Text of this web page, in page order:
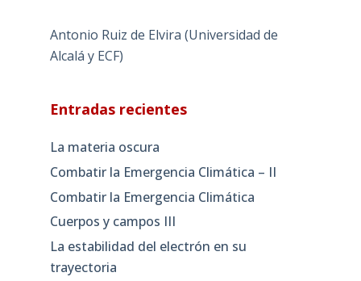
Antonio Ruiz de Elvira (Universidad de
Alcalá y ECF)
Entradas recientes
La materia oscura
Combatir la Emergencia Climática – II
Combatir la Emergencia Climática
Cuerpos y campos III
La estabilidad del electrón en su
trayectoria